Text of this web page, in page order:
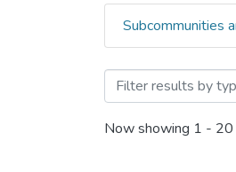
Subcommunities
Browsing
Now showing 1 -